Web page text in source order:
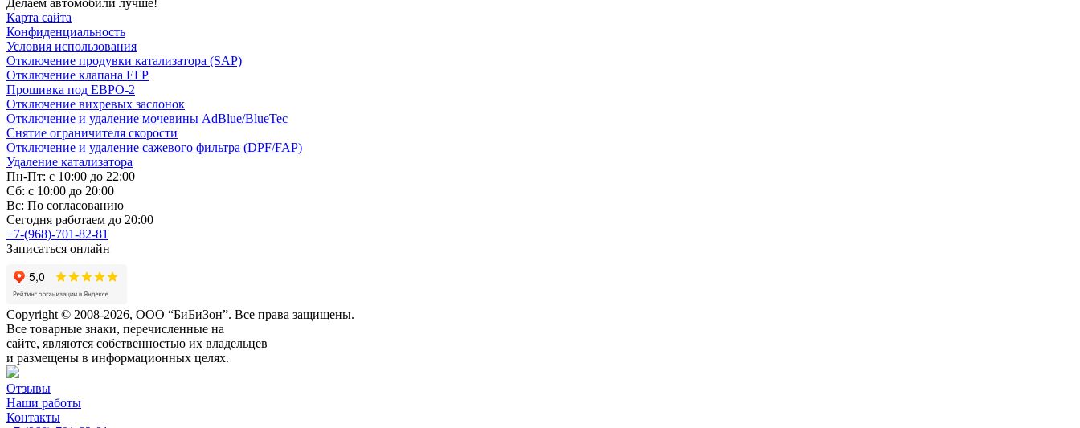
Карта сайта
Конфиденциальность
Условия использования
Отключение продувки катализатора (SAP)
Отключение клапана ЕГР
Прошивка под ЕВРО-2
Отключение вихревых заслонок
Отключение и удаление мочевины AdBlue/BlueTec
Снятие ограничителя скорости
Отключение и удаление сажевого фильтра (DPF/FAP)
Удаление катализатора
Пн-Пт: с 10:00 до 22:00
Сб: с 10:00 до 20:00
Вс: По согласованию
Сегодня работаем до 20:00
+7-(968)-701-82-81
Записаться онлайн
Copyright © 2008-2026, ООО “БиБиЗон”. Все права защищены.
Все товарные знаки, перечисленные на
сайте, являются собственностью их владельцев
и размещены в информационных целях.
Отзывы
Наши работы
Контакты